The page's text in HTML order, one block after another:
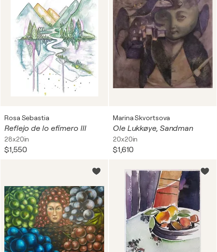
Rosa Sebastia
Reflejo de lo efímero III
28x20in
$1,550
Marina Skvortsova
Ole Lukkøye, Sandman
20x20in
$1,610